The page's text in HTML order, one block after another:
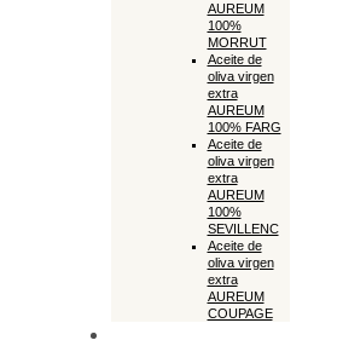
AUREUM
100%
MORRUT
Aceite de
oliva virgen
extra
AUREUM
100% FARG
Aceite de
oliva virgen
extra
AUREUM
100%
SEVILLENC
Aceite de
oliva virgen
extra
AUREUM
COUPAGE